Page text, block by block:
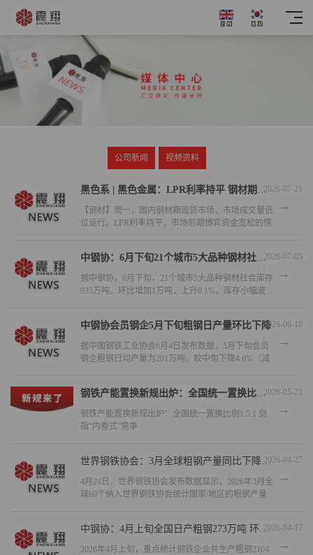
公司新闻 视频资料
黑色系 | 黑色金属：LPR利率持平 钢材期现货价格小幅走弱2026-07-21
【钢材】周一，国内钢材期现货市场，市场成交量低
位运行。LPR利率持平，市场前期博弈资金宽松的情
中钢协：6月下旬21个城市5大品种钢材社会库存935万吨 环比增加1万吨2026-07-05
据中钢协，6月下旬，21个城市5大品种钢材社会库存
935万吨，环比增加1万吨，上升0.1%，库存小幅波
中钢协会员钢企5月下旬粗钢日产量环比下降2026-06-10
据中国钢铁工业协会6月4日发布数据，5月下旬会员
钢企粗钢日均产量为201万吨，较中旬下降4.6%（减
钢铁产能置换新规出炉：全国统一置换比例1.5:1 剑指“内卷式”竞争2026-05-21
钢铁产能置换新规出炉：全国统一置换比例1.5:1 剑
指“内卷式”竞争
世界钢铁协会：3月全球粗钢产量同比下降4.2％
2026-04-27
4月24日，世界钢铁协会发布数据显示，2026年3月全
球69个纳入世界钢铁协会统计国家/地区的粗钢产量
中钢协：4月上旬全国日产粗钢273万吨 环比增长5.6%2026-04-17
2026年4月上旬，重点统计钢铁企业共生产粗钢2104